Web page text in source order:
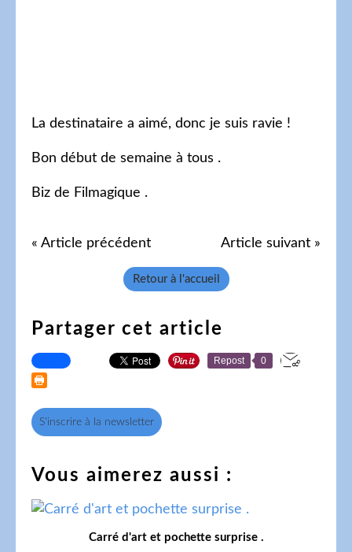
La destinataire a aimé, donc je suis ravie !
Bon début de semaine à tous .
Biz de Filmagique .
« Article précédent Article suivant »
Retour à l'accueil
Partager cet article
Repost 0
S'inscrire à la newsletter
Vous aimerez aussi :
Carré d'art et pochette surprise .